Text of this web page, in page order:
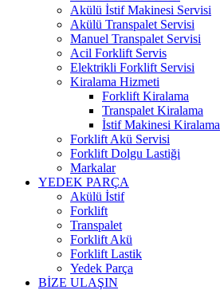
Akülü İstif Makinesi Servisi
Akülü Transpalet Servisi
Manuel Transpalet Servisi
Acil Forklift Servis
Elektrikli Forklift Servisi
Kiralama Hizmeti
Forklift Kiralama
Transpalet Kiralama
İstif Makinesi Kiralama
Forklift Akü Servisi
Forklift Dolgu Lastiği
Markalar
YEDEK PARÇA
Akülü İstif
Forklift
Transpalet
Forklift Akü
Forklift Lastik
Yedek Parça
BİZE ULAŞIN